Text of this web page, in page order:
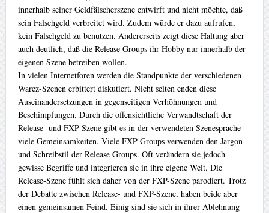
innerhalb seiner Geldfälscherszene entwirft und nicht möchte, daß
sein Falschgeld verbreitet wird. Zudem würde er dazu aufrufen,
kein Falschgeld zu benutzen. Andererseits zeigt diese Haltung aber
auch deutlich, daß die Release Groups ihr Hobby nur innerhalb der
eigenen Szene betreiben wollen.
In vielen Internetforen werden die Standpunkte der verschiedenen
Warez-Szenen erbittert diskutiert. Nicht selten enden diese
Auseinandersetzungen in gegenseitigen Verhöhnungen und
Beschimpfungen. Durch die offensichtliche Verwandtschaft der
Release- und FXP-Szene gibt es in der verwendeten Szenesprache
viele Gemeinsamkeiten. Viele FXP Groups verwenden den Jargon
und Schreibstil der Release Groups. Oft verändern sie jedoch
gewisse Begriffe und integrieren sie in ihre eigene Welt. Die
Release-Szene fühlt sich daher von der FXP-Szene parodiert. Trotz
der Debatte zwischen Release- und FXP-Szene, haben beide aber
einen gemeinsamen Feind. Einig sind sie sich in ihrer Ablehnung